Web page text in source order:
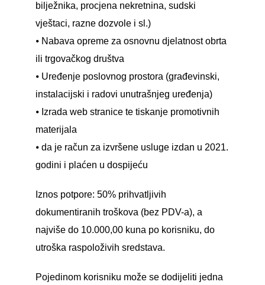
bilježnika, procjena nekretnina, sudski
vještaci, razne dozvole i sl.)
⦁ Nabava opreme za osnovnu djelatnost obrta
ili trgovačkog društva
⦁ Uređenje poslovnog prostora (građevinski,
instalacijski i radovi unutrašnjeg uređenja)
⦁ Izrada web stranice te tiskanje promotivnih
materijala
⦁ da je račun za izvršene usluge izdan u 2021.
godini i plaćen u dospijeću
Iznos potpore: 50% prihvatljivih
dokumentiranih troškova (bez PDV-a), a
najviše do 10.000,00 kuna po korisniku, do
utroška raspoloživih sredstava.
Pojedinom korisniku može se dodijeliti jedna